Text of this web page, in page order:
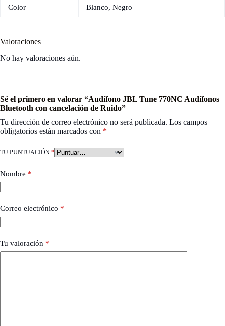
Color Blanco, Negro
Valoraciones
No hay valoraciones aún.
Sé el primero en valorar “Audífono JBL Tune 770NC Audífonos
Bluetooth con cancelación de Ruido”
Tu dirección de correo electrónico no será publicada. Los campos
obligatorios están marcados con *
TU PUNTUACIÓN *
Nombre *
Correo electrónico *
Tu valoración *